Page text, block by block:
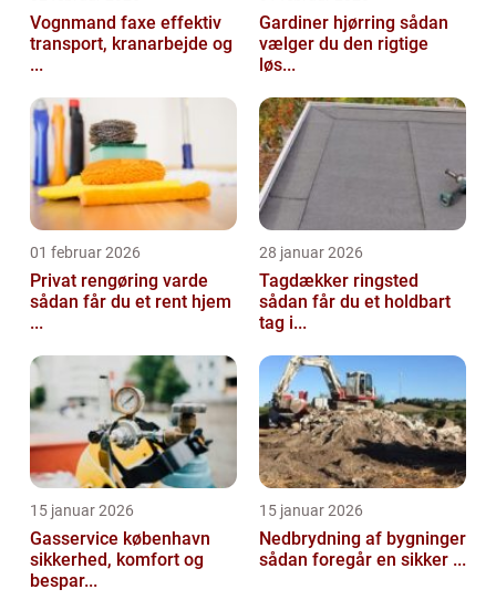
Vognmand faxe effektiv
transport, kranarbejde og
...
Gardiner hjørring sådan
vælger du den rigtige
løs...
01 februar 2026
Privat rengøring varde
sådan får du et rent hjem
...
28 januar 2026
Tagdækker ringsted
sådan får du et holdbart
tag i...
15 januar 2026
Gasservice københavn
sikkerhed, komfort og
bespar...
15 januar 2026
Nedbrydning af bygninger
sådan foregår en sikker ...